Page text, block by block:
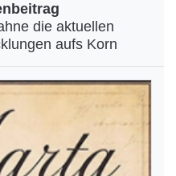
die aktuellen
aufs Korn